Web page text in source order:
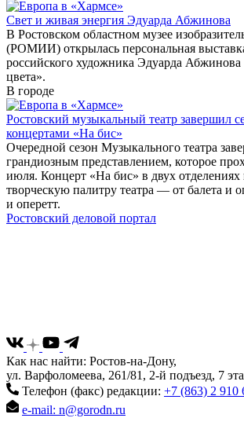
Свет и живая энергия Эдуарда Абжинова
В Ростовском областном музее
(РОМИИ) открылась персональная
российского художника Эдуарда
цвета».
В городе
Ростовский музыкальный театр завершил
концертами «На бис»
Очередной сезон Музыкального театра
грандиозным представлением, которое
июля. Концерт «На бис» в двух отделениях
творческую палитру театра — от балета и
и оперетт.
Ростовский деловой портал
Как нас найти: Ростов-на-Дону,
ул. Варфоломеева, 261/81, 2-й подъезд, 7
Телефон (факс) редакции: +7 (863) 2 910
e-mail: n@gorodn.ru